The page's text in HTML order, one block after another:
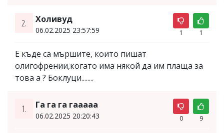
2. Холивуд
06.02.2025 23:57:59 1 1
Е къде са мършите, които пишат
олигофрении,когато има някой да им плаща за
това а ? Боклуци........
1. Га га га гааааа
06.02.2025 20:20:43 0 9